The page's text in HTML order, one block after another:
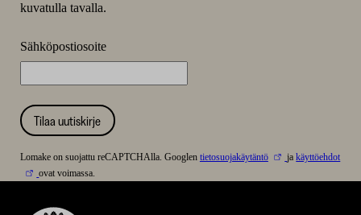
kuvatulla tavalla.
Sähköpostiosoite
Tilaa uutiskirje
Lomake on suojattu reCAPTCHAlla. Googlen tietosuojakäytäntö jakäyttöehdot
ovat voimassa.